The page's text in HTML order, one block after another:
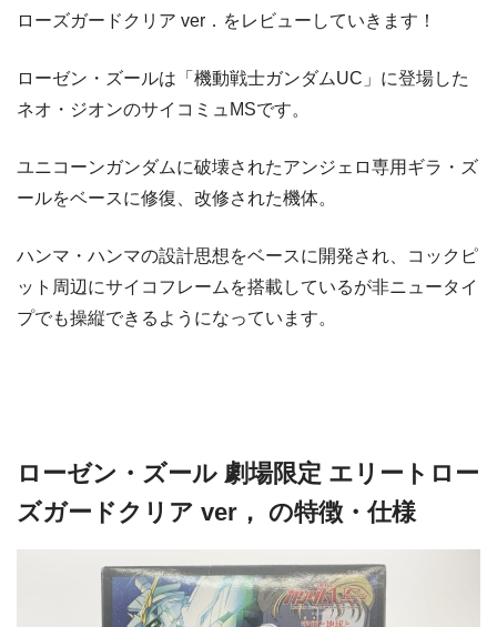
ローズガードクリア ver．をレビューしていきます！
ローゼン・ズールは「機動戦士ガンダムUC」に登場した
ネオ・ジオンのサイコミュMSです。
ユニコーンガンダムに破壊されたアンジェロ専用ギラ・ズ
ールをベースに修復、改修された機体。
ハンマ・ハンマの設計思想をベースに開発され、コックピ
ット周辺にサイコフレームを搭載しているが非ニュータイ
プでも操縦できるようになっています。
ローゼン・ズール 劇場限定 エリートロー
ズガードクリア ver， の特徴・仕様